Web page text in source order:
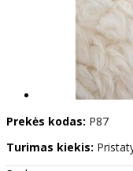
Prekės kodas: P87
Turimas kiekis: